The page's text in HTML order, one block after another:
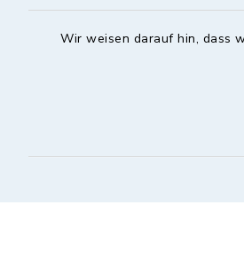
Wir weisen darauf hin, dass
09574 6236-42